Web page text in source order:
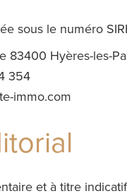
sous le numéro
83400 Hyères-les-
354
immo.com
et à titre